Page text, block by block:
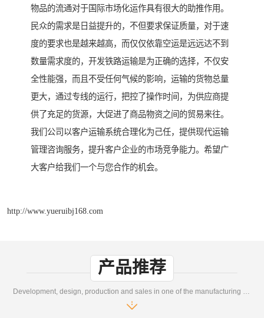
物品的流通对于国际市场化运作具有很大的助推作用。
民众的需求是日益提升的，不但要求保证质量，对于速
度的要求也是越来越高，而仅仅依靠空运是远远达不到
数量需求度的，开发铁路运输是为正确的选择，不仅安
全性能强，而且不受任何气候的影响，运输的货物总量
更大，通过专线的运行，把控了操作时间，为供应商提
供了充足的货源，大促进了商品物资之间的贸易来往。
我们公司以客户运输系统合理化为己任，提供现代运输
管理咨询服务，提升客户企业的市场竞争能力。希望广
大客户给我们一个与您合作的机会。
http://www.yueruibj168.com
产品推荐
Development, design, production and sales in one of the manufacturing enterprises